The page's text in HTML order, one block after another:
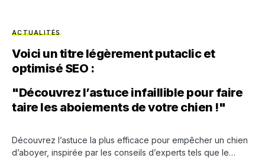
ACTUALITÉS
Voici un titre légèrement putaclic et
optimisé SEO :
"Découvrez l’astuce infaillible pour faire
taire les aboiements de votre chien !"
Découvrez l’astuce la plus efficace pour empêcher un chien
d’aboyer, inspirée par les conseils d’experts tels que le…